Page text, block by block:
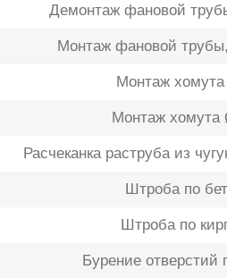
Демонтаж фановой
Монтаж фановой
Монтаж
Монтаж хомута
Расчеканка раструба из
Штроба по
Штроба по
Бурение отверстий